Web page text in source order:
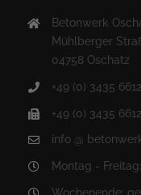
Betonwerk
Mühlberger
04758 Oschatz
+49 (0) 3435
+49 (0) 3435
info @
Montag -